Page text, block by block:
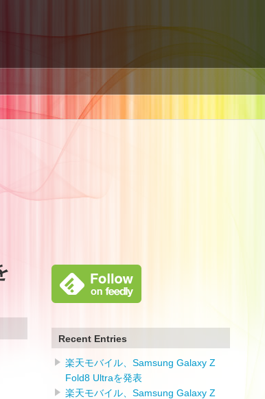
Recent Entries
楽天モバイル、Samsung Galaxy Z
Fold8 Ultraを発表
楽天モバイル、Samsung Galaxy Z